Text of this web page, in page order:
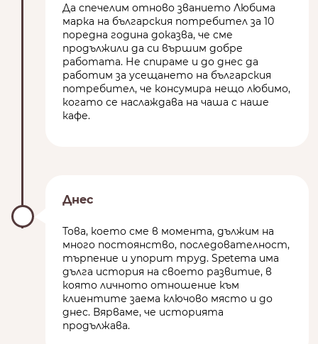
Да спечелим отново званието Любима
марка на българския потребител за 10
поредна година доказва, че сме
продължили да си вършим добре
работата. Не спираме и до днес да
работим за усещането на българския
потребител, че консумира нещо любимо,
когато се наслаждава на чаша с наше
кафе.
Днес
Това, което сме в момента, дължим на
много постоянство, последователност,
търпение и упорит труд. Spetema има
дълга история на своето развитие, в
която личното отношение към
клиентите заема ключово място и до
днес. Вярваме, че историята
продължава.